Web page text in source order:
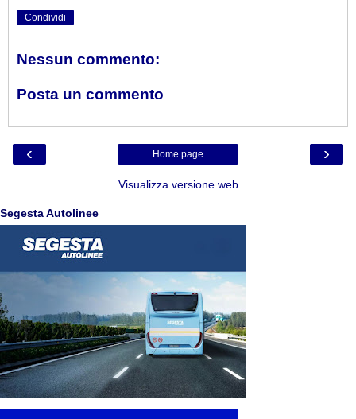
Condividi
Nessun commento:
Posta un commento
‹ ›
Home page
Visualizza versione web
Segesta Autolinee